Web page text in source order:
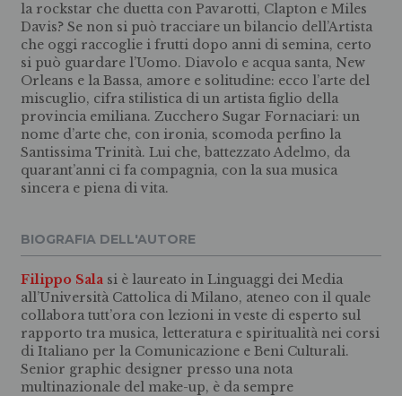
la rockstar che duetta con Pavarotti, Clapton e Miles
Davis? Se non si può tracciare un bilancio dell’Artista
che oggi raccoglie i frutti dopo anni di semina, certo
si può guardare l’Uomo. Diavolo e acqua santa, New
Orleans e la Bassa, amore e solitudine: ecco l’arte del
miscuglio, cifra stilistica di un artista figlio della
provincia emiliana. Zucchero Sugar Fornaciari: un
nome d’arte che, con ironia, scomoda perfino la
Santissima Trinità. Lui che, battezzato Adelmo, da
quarant’anni ci fa compagnia, con la sua musica
sincera e piena di vita.
BIOGRAFIA DELL'AUTORE
Filippo Sala si è laureato in Linguaggi dei Media
all’Università Cattolica di Milano, ateneo con il quale
collabora tutt’ora con lezioni in veste di esperto sul
rapporto tra musica, letteratura e spiritualità nei corsi
di Italiano per la Comunicazione e Beni Culturali.
Senior graphic designer presso una nota
multinazionale del make-up, è da sempre